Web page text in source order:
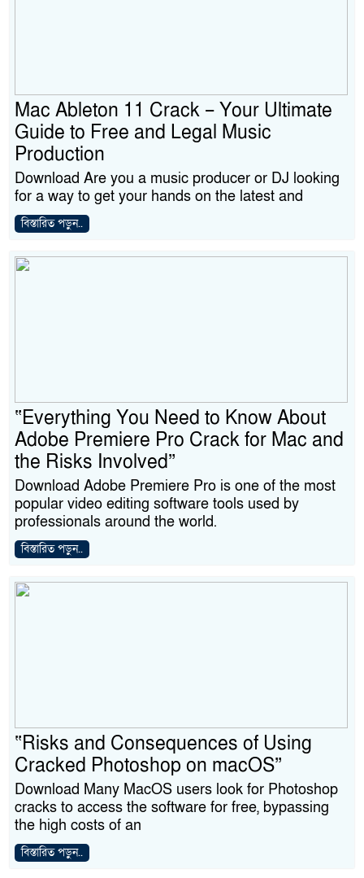
Mac Ableton 11 Crack – Your Ultimate
Guide to Free and Legal Music
Production
Download Are you a music producer or DJ looking
for a way to get your hands on the latest and
বিস্তারিত পড়ুন..
“Everything You Need to Know About
Adobe Premiere Pro Crack for Mac and
the Risks Involved”
Download Adobe Premiere Pro is one of the most
popular video editing software tools used by
professionals around the world.
বিস্তারিত পড়ুন..
“Risks and Consequences of Using
Cracked Photoshop on macOS”
Download Many MacOS users look for Photoshop
cracks to access the software for free, bypassing
the high costs of an
বিস্তারিত পড়ুন..